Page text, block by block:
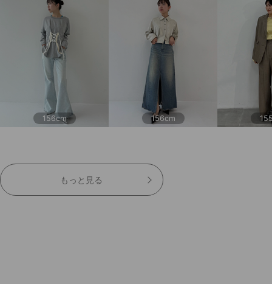
156cm 156cm
もっと見る